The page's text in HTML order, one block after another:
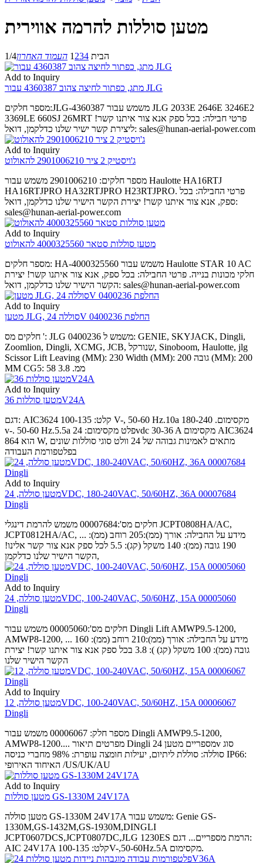
מטען סוללות להרמה אווירית
הבית 1 234 העמוד האחרון1/4
Add to Inquiry
מתג, כפתור לחיצה צהוב 4360387 עבור JLG
מספר חלקים:JLG-4360387 משמש עבור JLG 2033E 2646E 3246E2
3369LE 660SJ 26MRT פרטי חבילה: בכל ספק אנא צור איתנו קשר!
ליצירת קשר ישיר שלנו כדלקמן, דואל: sales@hunan-aerial-power.com
Add to Inquiry
ג'ויסטיק 2 ציר 2901006210 להאולוט
מספר חלקים: 2901006210 משמש עבור Haulotte HA16RTJ
HA16RTJPRO HA32RTJPRO H23RTJPRO. פרטי החבילה: בכל
ספק, אנא צור איתנו קשר! יצירת הקשר הישיר שלנו כדלקמן, דואל:
sales@hunan-aerial-power.com
Add to Inquiry
מטען סוללות סטאר 4000325560 להאולוט
מספר חלקים: HA-4000325560 משמש עבור Haulotte STAR 10 AC
חלקי מכונות בנייה. פרטי החבילה: בכל ספק, אנא צור איתנו קשר! יצירת
הקשר הישיר שלנו כדלקמן, דואל: sales@hunan-aerial-power.com
Add to Inquiry
מטען JLG, סוללה 24V החלפת 0400236
חלקים מס ': JLG 0400236 משמש ל: GENIE, SKYJACK, Dingli,
Zoomlion, Dingli, XCMG, JCB, שנורקל, Sinoboom, Haulotte, jlg
Scissor Lift Leaving (MM): 230 Width (MM): 200 גובה (MM): 200
MM CG5: 58 ממ. 3.8
Add to Inquiry
מטען סוללות 36V24A
דגם: AIC3624 קלט: 100-135 V-, 50-60 Hz.10a מקסימום. 180-240
v-. 50-60 Hz.5.5a פלט מקסימום: 24vdc 30-36 A מקסימום AIC3624
הוא 864 W, מתאים לאמינות גבוהה של 24 וולט סוגי סוללות שונים
בפלטפורמת העבודה
Add to Inquiry
מטען סוללה, 24VDC, 180-240VAC, 50/60HZ, 36A 00007684
Dingli
חלקים מס':00007684 משמש להרמת דינגלי JCPT0808HA/AC,
JCPT0812HA/AC, ... מידע על החבילה: אורך (ממ):205 רוחב (ממ):
190 גובה (ממ): 140 משקל (קג): 5.5 לכל ספק אנא צור קשר אלינו!
הקשר הישיר שלנו כדלקמן,
Add to Inquiry
מטען סוללה, 24VDC, 100-240VAC, 50/60HZ, 15A 00005060
Dingli
חלקים מס':00005060 משמש עבור Dingli Lift AMWP9.5-1200,
AMWP8-1200, ... מידע על החבילה: אורך (ממ):210 רוחב (ממ): 160
גובה (ממ): 100 משקל (קג) ): 3.8 בכל ספק אנא צור איתנו קשר! יצירת
הקשר הישיר שלנו
Add to Inquiry
מטען סוללה, 12VDC, 100-240VAC, 50/60HZ, 15A 00006067
Dingli
מספר חלק: 00006067 משמש עבור Dingli AMWP9.5-1200,
AMWP8-1200.... מפרטים תיאור Dingli מספריים מטען 24v סוג
סוללה: סוללת ליתיום, יעילות חומצה עופרת: 98% מחברי כניסה IP66:
האיחוד האירופי /US/UK/AU
Add to Inquiry
מטען סוללות GS-1330M 24V17A
מטען סוללה GS-1330M 24V17A משמש עבור: Genie GS-
1330M,GS-1432M,GS-1930M,DINGLI
JCPT0607DCS,JCPT0807DC,JLG 1230ES הרמת מספריים... דגם:
AIC 24V17A קלט: 100-135V-,50-60Hz.5A מקסימום.